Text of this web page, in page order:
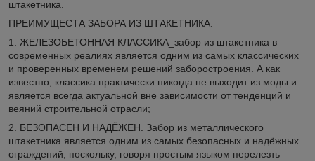
штакетника.
ПРЕИМУЩЕСТА ЗАБОРА ИЗ ШТАКЕТНИКА:
1. ЖЕЛЕЗОБЕТОННАЯ КЛАССИКА_забор из штакетника в
современных реалиях является одним из самых классических
и проверенных временем решений заборостроения. А как
известно, классика практически никогда не выходит из моды и
является всегда актуальной вне зависимости от тенденций и
веяний строительной отрасли;
2. БЕЗОПАСЕН И НАДЁЖЕН. Забор из металлического
штакетника является одним из самых безопасных и надёжных
ограждений, поскольку, говоря простым языком перелезть